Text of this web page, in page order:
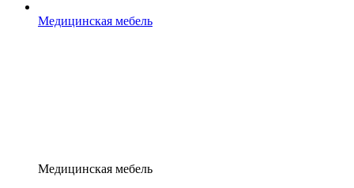
Медицинская мебель
Медицинская мебель